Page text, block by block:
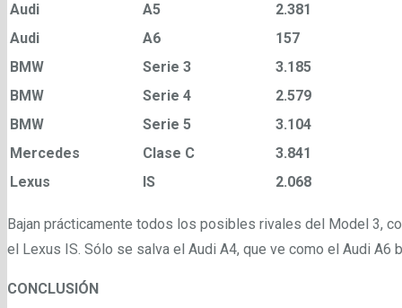
Audi
A5
2.381
Audi
A6
157
BMW
Serie 3
3.185
BMW
Serie 4
2.579
BMW
Serie 5
3.104
Mercedes
Clase C
3.841
Lexus
IS 2.068
Bajan prácticamente todos los posibles rivales del Model 3,
el Lexus IS. Sólo se salva el Audi A4, que ve como el Audi A6
CONCLUSIÓN